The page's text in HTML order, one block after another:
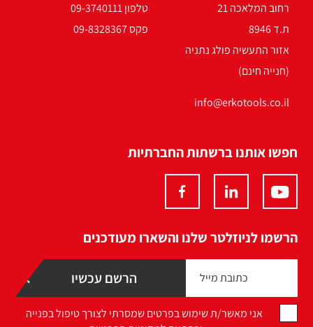
רחוב המלאכה 21
ת.ד 8946
אזור התעשיה פולג נתניה
(חנייה חינם)
טלפון 09-3740111
פקס 09-8328367
info@erkotools.co.il
חפשו אותנו ברשתות החברתיות
הרשמו לניוזלטר שלנו והשארו מעודכנים
אני מאשר/ת שימוש בפרטים שמסרתי לצורך טיפול בפנייה